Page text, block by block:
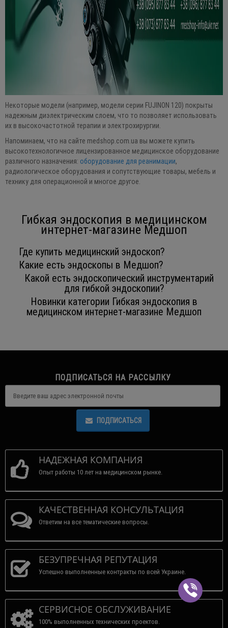
Некоторые модели (например, модели серии FUJINON 120) покрыты
надежным диэлектрическим слоем, что то позволяет использовать
их в высокочастотной терапии и электрохирургии.
Напоминаем, что на сайте medshop.com.ua вы можете купить
высокотехнологичное лицензированное медицинское оборудование
различного назначения: оборудование для реанимации,
радиологическое оборудования и сопутствующие товары, мебель и
технику для операционной и многое другое.
Гибкая эндоскопия в медицинском
интернет-магазине Медшоп
Где купить медицинский эндоскоп?
Какие есть эндоскопы в Медшоп?
Какой есть эндоскопический инструментарий
для гибкой эндоскопии?
Новинки категории Гибкая эндоскопия в
медицинском интернет-магазине Медшоп
ПОДПИСАТЬСЯ НА РАССЫЛКУ
ПОДПИСАТЬСЯ
НАДЕЖНАЯ КОМПАНИЯ
Опыт работы 10 лет на медицинском рынке.
КАЧЕСТВЕННАЯ КОНСУЛЬТАЦИЯ
Ответим на все тематические вопросы.
БЕЗУПРЕЧНАЯ РЕПУТАЦИЯ
Успешно выполненные контракты по всей Украине.
СЕРВИСНОЕ ОБСЛУЖИВАНИЕ
100% выполненных технических проектов.